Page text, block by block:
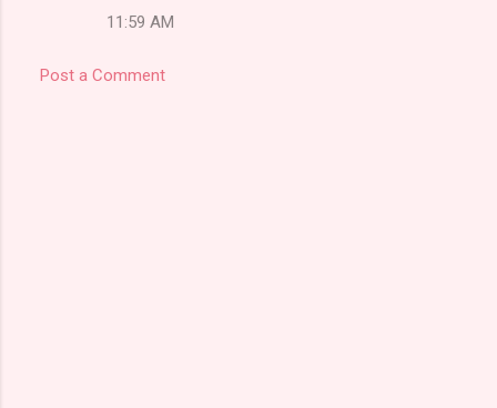
11:59 AM
Post a Comment